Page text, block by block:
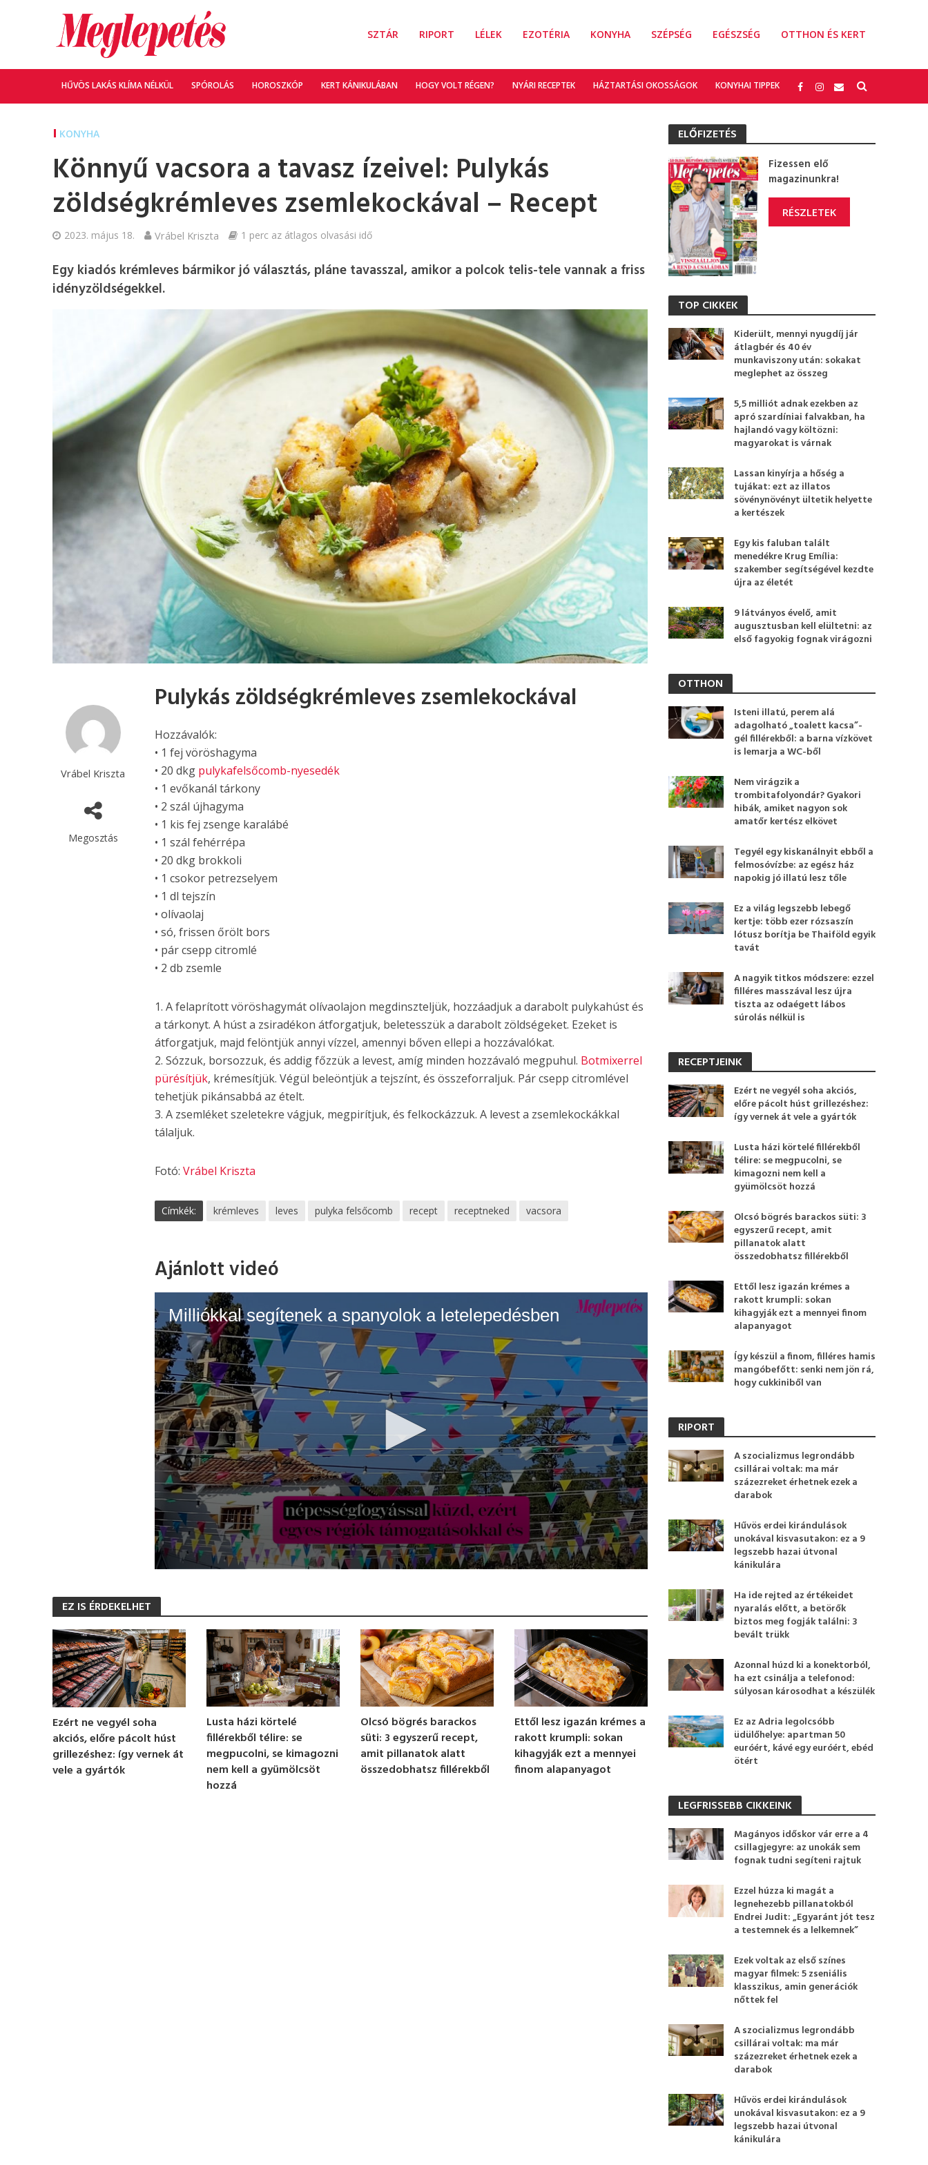
SZTÁR RIPORT LÉLEK EZOTÉRIA KONYHA SZÉPSÉG EGÉSZSÉG OTTHON ÉS KERT
HŰVÖS LAKÁS KLÍMA NÉLKÜL SPÓROLÁS HOROSZKÓP KERT KÁNIKULÁBAN HOGY VOLT RÉGEN? NYÁRI RECEPTEK HÁZTARTÁSI OKOSSÁGOK KONYHAI TIPPEK
KONYHA
Könnyű vacsora a tavasz ízeivel: Pulykás
zöldségkrémleves zsemlekockával – Recept
2023. május 18. Vrábel Kriszta 1 perc az átlagos olvasási idő
Egy kiadós krémleves bármikor jó választás, pláne tavasszal, amikor a polcok telis-tele vannak a friss
idényzöldségekkel.
Vrábel Kriszta
Megosztás
Pulykás zöldségkrémleves zsemlekockával
Hozzávalók:
• 1 fej vöröshagyma
• 20 dkg pulykafelsőcomb-nyesedék
• 1 evőkanál tárkony
• 2 szál újhagyma
• 1 kis fej zsenge karalábé
• 1 szál fehérrépa
• 20 dkg brokkoli
• 1 csokor petrezselyem
• 1 dl tejszín
• olívaolaj
• só, frissen őrölt bors
• pár csepp citromlé
• 2 db zsemle
1. A felaprított vöröshagymát olívaolajon megdinszteljük, hozzáadjuk a darabolt pulykahúst és
a tárkonyt. A húst a zsiradékon átforgatjuk, beletesszük a darabolt zöldségeket. Ezeket is
átforgatjuk, majd felöntjük annyi vízzel, amennyi bőven ellepi a hozzávalókat.
2. Sózzuk, borsozzuk, és addig főzzük a levest, amíg minden hozzávaló megpuhul. Botmixerrel
pürésítjük, krémesítjük. Végül beleöntjük a tejszínt, és összeforraljuk. Pár csepp citromlével
tehetjük pikánsabbá az ételt.
3. A zsemléket szeletekre vágjuk, megpirítjuk, és felkockázzuk. A levest a zsemlekockákkal
tálaljuk.
Fotó:Vrábel Kriszta
Címkék: krémleves leves pulyka felsőcomb recept receptneked vacsora
Ajánlott videó
Milliókkal segítenek a spanyolok a letelepedésben
e
o
n
d
s
f
1
m
i
u
t
e
,
EZ IS ÉRDEKELHET
Ezért ne vegyél soha
akciós, előre pácolt húst
grillezéshez: így vernek át
vele a gyártók
Lusta házi körtelé
fillérekből télire: se
megpucolni, se kimagozni
nem kell a gyümölcsöt
hozzá
Olcsó bögrés barackos
süti: 3 egyszerű recept,
amit pillanatok alatt
összedobhatsz fillérekből
Ettől lesz igazán krémes a
rakott krumpli: sokan
kihagyják ezt a mennyei
finom alapanyagot
ELŐFIZETÉS
Fizessen elő
magazinunkra!
RÉSZLETEK
TOP CIKKEK
Kiderült, mennyi nyugdíj jár
átlagbér és 40 év
munkaviszony után: sokakat
meglephet az összeg
5,5 milliót adnak ezekben az
apró szardíniai falvakban, ha
hajlandó vagy költözni:
magyarokat is várnak
Lassan kinyírja a hőség a
tujákat: ezt az illatos
sövénynövényt ültetik helyette
a kertészek
Egy kis faluban talált
menedékre Krug Emília:
szakember segítségével kezdte
újra az életét
9 látványos évelő, amit
augusztusban kell elültetni: az
első fagyokig fognak virágozni
OTTHON
Isteni illatú, perem alá
adagolható „toalett kacsa”-
gél fillérekből: a barna vízkövet
is lemarja a WC-ből
Nem virágzik a
trombitafolyondár? Gyakori
hibák, amiket nagyon sok
amatőr kertész elkövet
Tegyél egy kiskanálnyit ebből a
felmosóvízbe: az egész ház
napokig jó illatú lesz tőle
Ez a világ legszebb lebegő
kertje: több ezer rózsaszín
lótusz borítja be Thaiföld egyik
tavát
A nagyik titkos módszere: ezzel
filléres masszával lesz újra
tiszta az odaégett lábos
súrolás nélkül is
RECEPTJEINK
Ezért ne vegyél soha akciós,
előre pácolt húst grillezéshez:
így vernek át vele a gyártók
Lusta házi körtelé fillérekből
télire: se megpucolni, se
kimagozni nem kell a
gyümölcsöt hozzá
Olcsó bögrés barackos süti: 3
egyszerű recept, amit
pillanatok alatt
összedobhatsz fillérekből
Ettől lesz igazán krémes a
rakott krumpli: sokan
kihagyják ezt a mennyei finom
alapanyagot
Így készül a finom, filléres hamis
mangóbefőtt: senki nem jön rá,
hogy cukkiniből van
RIPORT
A szocializmus legrondább
csillárai voltak: ma már
százezreket érhetnek ezek a
darabok
Hűvös erdei kirándulások
unokával kisvasutakon: ez a 9
legszebb hazai útvonal
kánikulára
Ha ide rejted az értékeidet
nyaralás előtt, a betörők
biztos meg fogják találni: 3
bevált trükk
Azonnal húzd ki a konektorból,
ha ezt csinálja a telefonod:
súlyosan károsodhat a készülék
Ez az Adria legolcsóbb
üdülőhelye: apartman 50
euróért, kávé egy euróért, ebéd
ötért
LEGFRISSEBB CIKKEINK
Magányos időskor vár erre a 4
csillagjegyre: az unokák sem
fognak tudni segíteni rajtuk
Ezzel húzza ki magát a
legnehezebb pillanatokból
Endrei Judit: „Egyaránt jót tesz
a testemnek és a lelkemnek”
Ezek voltak az első színes
magyar filmek: 5 zseniális
klasszikus, amin generációk
nőttek fel
A szocializmus legrondább
csillárai voltak: ma már
százezreket érhetnek ezek a
darabok
Hűvös erdei kirándulások
unokával kisvasutakon: ez a 9
legszebb hazai útvonal
kánikulára